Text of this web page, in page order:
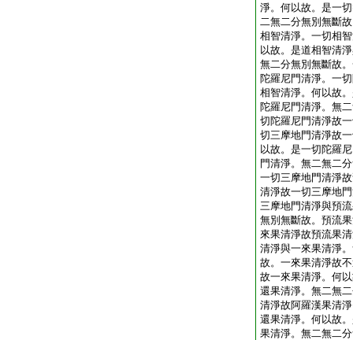
淨。何以故。是一
二無二分無別無斷
相智清淨。一切相
以故。是道相智清
無二分無別無斷故
陀羅尼門清淨。一
相智清淨。何以故
陀羅尼門清淨。無
切陀羅尼門清淨故
切三摩地門清淨故
以故。是一切陀羅
門清淨。無二無二
一切三摩地門清淨
清淨故一切三摩地
三摩地門清淨與預
無別無斷故。預流
來果清淨故預流果
清淨與一來果清淨
故。一來果清淨故
故一來果清淨。何
還果清淨。無二無
清淨故阿羅漢果清
還果清淨。何以故
果清淨。無二無二